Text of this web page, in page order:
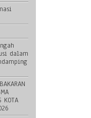
dalam
KOTA